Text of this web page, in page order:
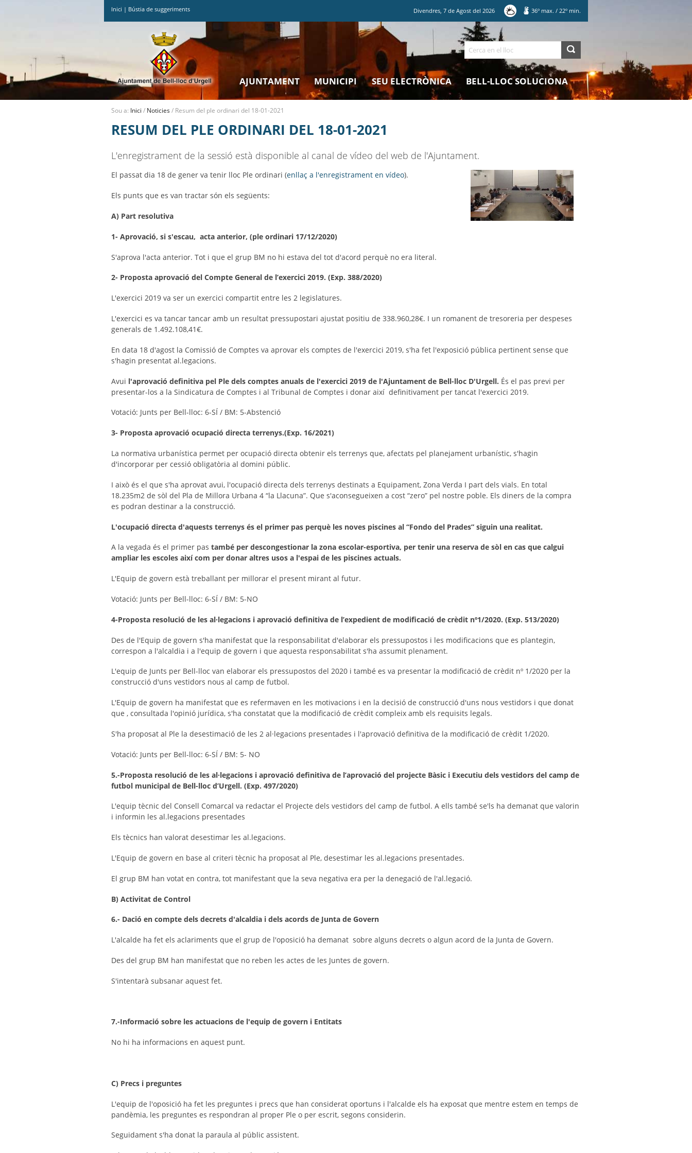
Inici | Bústia de suggeriments Divendres,7 deAgost del2026 36º max. / 22º min.
Cerca
AJUNTAMENT MUNICIPI SEU ELECTRÒNICA BELL-LLOC SOLUCIONA
Sou a: Inici / Noticies/ Resum del ple ordinari del 18-01-2021
RESUM DEL PLE ORDINARI DEL 18-01-2021
L'enregistrament de la sessió està disponible al canal de vídeo del web de l'Ajuntament.
El passat dia 18 de gener va tenir lloc Ple ordinari (enllaç a l'enregistrament en vídeo).
Els punts que es van tractar són els següents:
A) Part resolutiva
1- Aprovació, si s'escau, acta anterior, (ple ordinari 17/12/2020)
S'aprova l'acta anterior. Tot i que el grup BM no hi estava del tot d'acord perquè no era literal.
2- Proposta aprovació del Compte General de l’exercici 2019. (Exp. 388/2020)
L'exercici 2019 va ser un exercici compartit entre les 2 legislatures.
L'exercici es va tancar tancar amb un resultat pressupostari ajustat positiu de 338.960,28€. I un romanent de tresoreria per despeses
generals de 1.492.108,41€.
En data 18 d'agost la Comissió de Comptes va aprovar els comptes de l'exercici 2019, s'ha fet l'exposició pública pertinent sense que
s'hagin presentat al.legacions.
Avui l'aprovació definitiva pel Ple dels comptes anuals de l'exercici 2019 de l'Ajuntament de Bell-lloc D'Urgell. És el pas previ per
presentar-los a la Sindicatura de Comptes i al Tribunal de Comptes i donar així definitivament per tancat l'exercici 2019.
Votació: Junts per Bell-lloc: 6-SÍ / BM: 5-Abstenció
3- Proposta aprovació ocupació directa terrenys.(Exp. 16/2021)
La normativa urbanística permet per ocupació directa obtenir els terrenys que, afectats pel planejament urbanístic, s'hagin
d'incorporar per cessió obligatòria al domini públic.
I això és el que s'ha aprovat avui, l'ocupació directa dels terrenys destinats a Equipament, Zona Verda I part dels vials. En total
18.235m2 de sòl del Pla de Millora Urbana 4 “la Llacuna”. Que s'aconsegueixen a cost “zero” pel nostre poble. Els diners de la compra
es podran destinar a la construcció.
L'ocupació directa d'aquests terrenys és el primer pas perquè les noves piscines al “Fondo del Prades” siguin una realitat.
A la vegada és el primer pastambé per descongestionar la zona escolar-esportiva, per tenir una reserva de sòl en cas que calgui
ampliar les escoles així com per donar altres usos a l'espai de les piscines actuals.
L'Equip de govern està treballant per millorar el present mirant al futur.
Votació: Junts per Bell-lloc: 6-SÍ / BM: 5-NO
4-Proposta resolució de les al·legacions i aprovació definitiva de l’expedient de modificació de crèdit nº1/2020. (Exp. 513/2020)
Des de l'Equip de govern s'ha manifestat que la responsabilitat d'elaborar els pressupostos i les modificacions que es plantegin,
correspon a l'alcaldia i a l'equip de govern i que aquesta responsabilitat s'ha assumit plenament.
L'equip de Junts per Bell-lloc van elaborar els pressupostos del 2020 i també es va presentar la modificació de crèdit nº 1/2020 per la
construcció d'uns vestidors nous al camp de futbol.
L'Equip de govern ha manifestat que es refermaven en les motivacions i en la decisió de construcció d'uns nous vestidors i que donat
que , consultada l'opinió jurídica, s'ha constatat que la modificació de crèdit compleix amb els requisits legals.
S'ha proposat al Ple la desestimació de les 2 al·legacions presentades i l'aprovació definitiva de la modificació de crèdit 1/2020.
Votació: Junts per Bell-lloc: 6-SÍ / BM: 5- NO
5.-Proposta resolució de les al·legacions i aprovació definitiva de l’aprovació del projecte Bàsic i Executiu dels vestidors del camp de
futbol municipal de Bell-lloc d’Urgell. (Exp. 497/2020)
L'equip tècnic del Consell Comarcal va redactar el Projecte dels vestidors del camp de futbol. A ells també se'ls ha demanat que valorin
i informin les al.legacions presentades
Els tècnics han valorat desestimar les al.legacions.
L'Equip de govern en base al criteri tècnic ha proposat al Ple, desestimar les al.legacions presentades.
El grup BM han votat en contra, tot manifestant que la seva negativa era per la denegació de l'al.legació.
B) Activitat de Control
6.- Dació en compte dels decrets d'alcaldia i dels acords de Junta de Govern
L'alcalde ha fet els aclariments que el grup de l'oposició ha demanat sobre alguns decrets o algun acord de la Junta de Govern.
Des del grup BM han manifestat que no reben les actes de les Juntes de govern.
S'intentarà subsanar aquest fet.
7.-Informació sobre les actuacions de l'equip de govern i Entitats
No hi ha informacions en aquest punt.
C) Precs i preguntes
L'equip de l'oposició ha fet les preguntes i precs que han considerat oportuns i l'alcalde els ha exposat que mentre estem en temps de
pandèmia, les preguntes es respondran al proper Ple o per escrit, segons considerin.
Seguidament s'ha donat la paraula al públic assistent.